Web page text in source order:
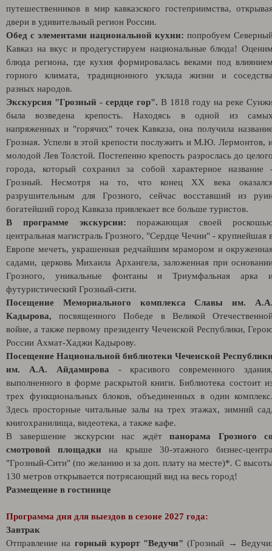
путешественников в мир кавказского гостеприимства,
двери в удивительный регион России.
Обед с элементами национальной кухни: попробуем
Кавказ на вкус и продегустируем национальные блюда!
блюда региона, где кухня формировалась веками под
горного климата, традиционного уклада жизни и
разных народов.
Экскурсия "Грозный - сердце гор". В 1818 году на реке
была возведена крепость. Находясь в одной из
напряженных и "горячих" точек Кавказа, она получила
Грозная. Успели в этой крепости послужить и М.Ю. Лермонтов,
молодой Лев Толстой. Постепенно крепость разрослась до
города, который сохранил за собой характерное название
Грозный. Несмотря на то, что конец XX века
разрушительным для Грозного, сейчас восставший из
богатейший город Кавказа привлекает все больше туристов.
В программе экскурсии:поражающая своей
центральная магистраль Грозного, "Сердце Чечни" - крупнейшая
Европе мечеть, украшенная редчайшим мрамором и
садами, церковь Михаила Архангела, заложенная при
Грозного, уникальные фонтаны и Триумфальная арка
футуристический Грозный-сити.
Посещение Мемориального комплекса Славы им.
Кадырова,посвященного Победе в Великой
войне, а также первому президенту Чеченской Республики,
России Ахмат-Хаджи Кадырову.
Посещение Национальной библиотеки Чеченской
им. А.А. Айдамирова - красивого современного
выполненного в форме раскрытой книги. Библиотека состоит
трех функциональных блоков, объединенных в один
Здесь просторные читальные залы на трех этажах, зимний
книгохранилища, видеотека, а также кафе.
В завершение экскурсии нас ждётпанорама Грозного
смотровой площадки на крыше 30-этажного бизнес-
"Грозный-Сити" (по желанию и за доп. плату на месте)*. С
130 метров открывается потрясающий вид на весь город!
Размещение в гостинице
Программа дня для выездов в сезоне 2027 года:
Завтрак
Отправление на горный курорт "Ведучи"(Грозный →